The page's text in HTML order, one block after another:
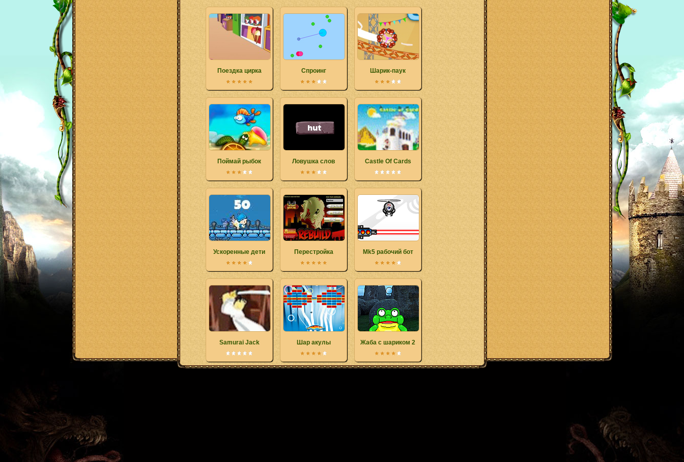
Поездка цирка Спроинг Шарик-паук
Поймай рыбок Ловушка слов Castle Of Cards
Ускоренные дети Перестройка Mk5 рабочий бот
Samurai Jack Шар акулы Жаба с шариком 2